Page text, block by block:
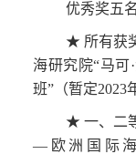
优秀奖五
★ 所有获
海研究院“马
班”（暂定2023
★ 一、二
—欧洲国际海